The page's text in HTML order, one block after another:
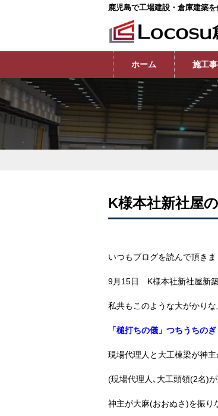
鹿児島で工場建設・倉庫建築
ホーム 施工
K様本社新社屋
いつもブログを読んで頂きま
9月15日 K様本社新社屋新築
私共もこのような大がかり
「槌打ちの儀」つちうちのぎ
現場代理人と大工棟梁が神
(現場代理人､大工頭領(2名)
神主が大麻(おおぬさ)を振り